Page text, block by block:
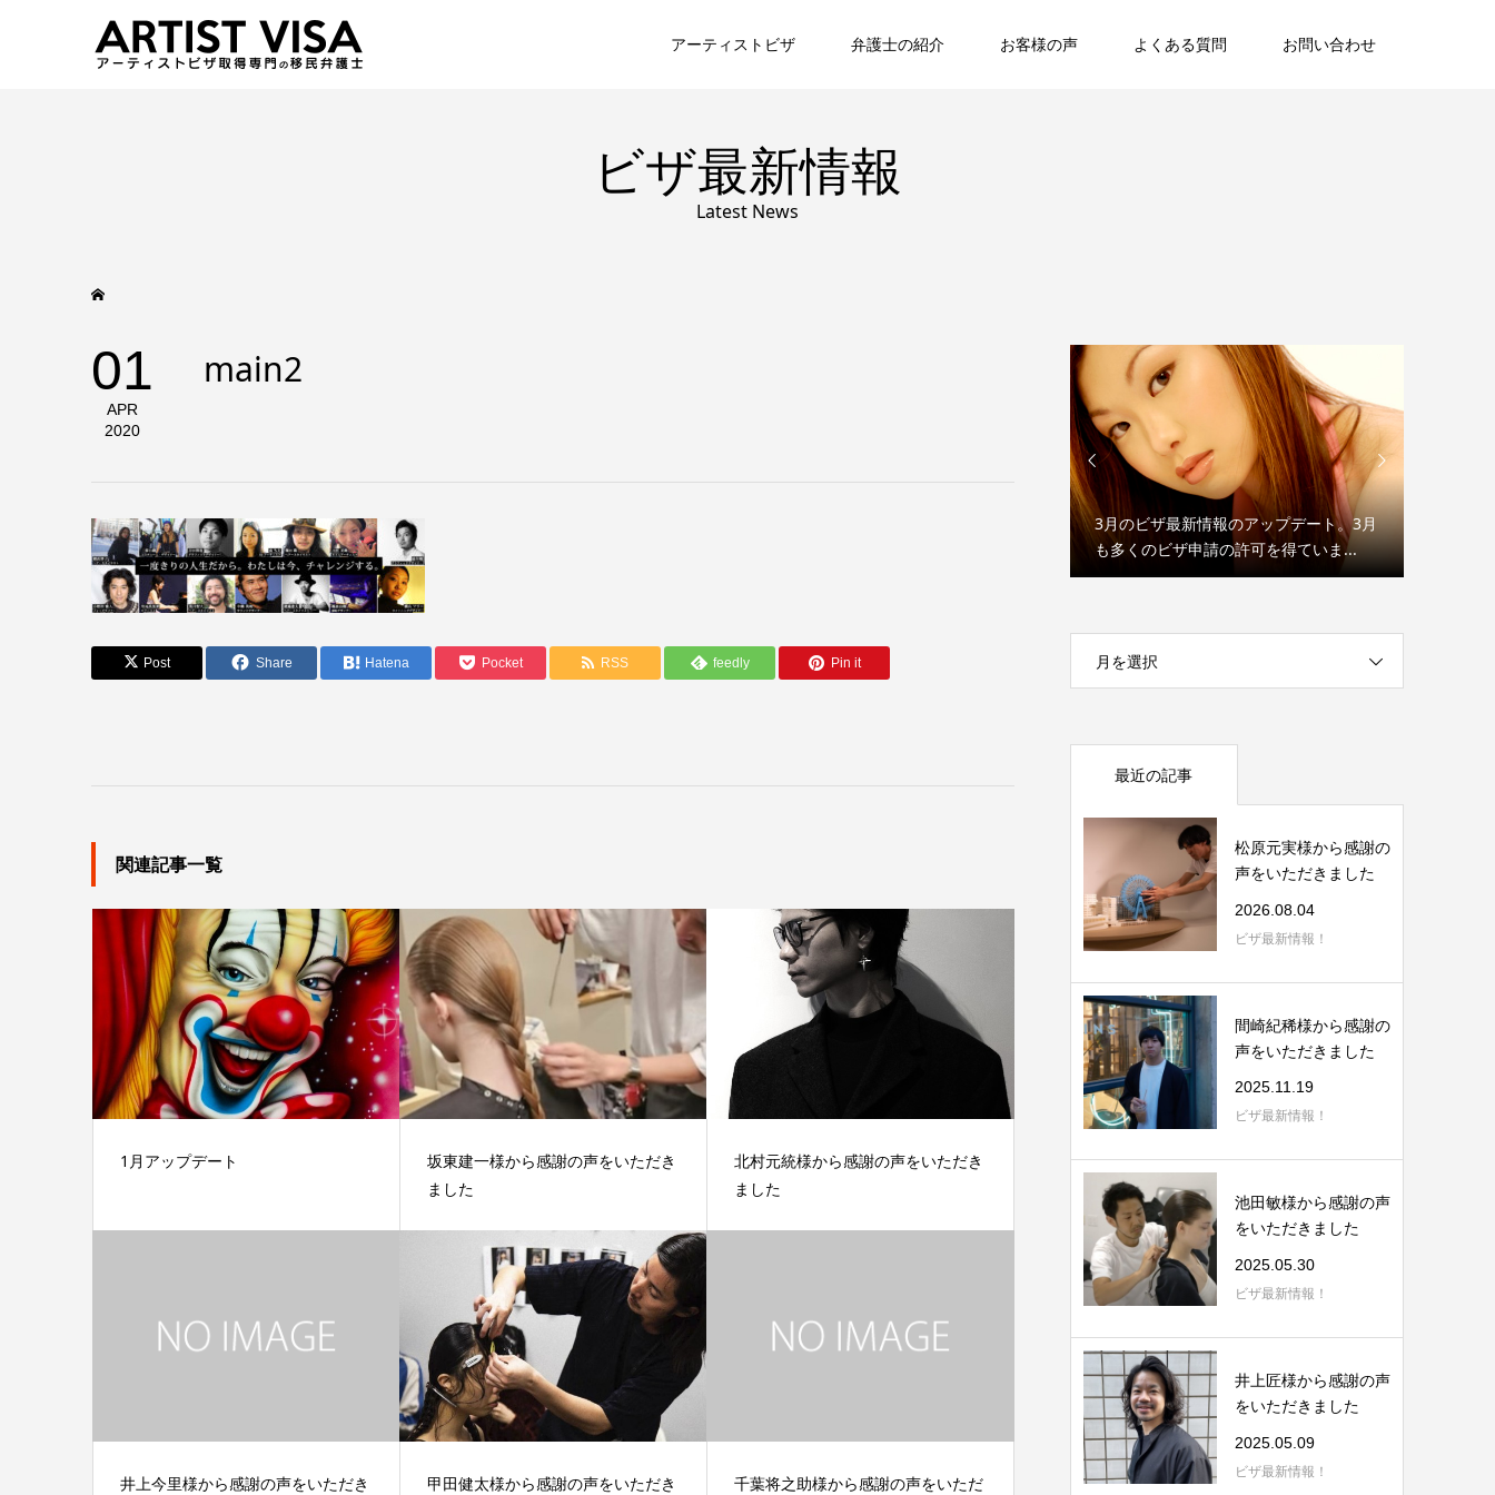
アーティストビザ 弁護士の紹介 お客様の声 よくある質問 お問い合わせ
ビザ最新情報
Latest News
01
APR
2020
main2
Post Share Hatena Pocket RSS feedly Pin it
関連記事一覧
1月アップデート
坂東建一様から感謝の声をいただき
ました
北村元統様から感謝の声をいただき
ました
井上今里様から感謝の声をいただき 甲田健太様から感謝の声をいただき 千葉将之助様から感謝の声をいただ

3月のビザ最新情報のアップデート。3月
も多くのビザ申請の許可を得ていま...

月を選択
最近の記事
松原元実様から感謝の
声をいただきました
2026.08.04
ビザ最新情報！
間崎紀稀様から感謝の
声をいただきました
2025.11.19
ビザ最新情報！
池田敏様から感謝の声
をいただきました
2025.05.30
ビザ最新情報！
井上匠様から感謝の声
をいただきました
2025.05.09
ビザ最新情報！